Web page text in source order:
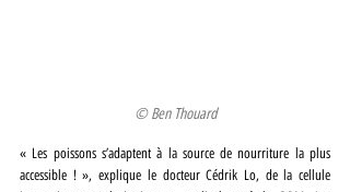
© Ben Thouard
« Les poissons s’adaptent à la source de nourriture la plus
accessible ! », explique le docteur Cédrik Lo, de la cellule